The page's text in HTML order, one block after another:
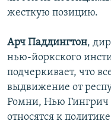
жесткую позицию.
Арч Паддингтон,
нью-йоркского
подчеркивает, что
выдвижение от
Ромни, Нью Гингрич
относятся к